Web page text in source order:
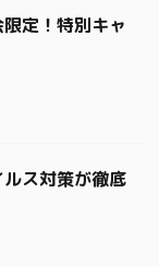
限定！特別キャ
ス対策が徹底